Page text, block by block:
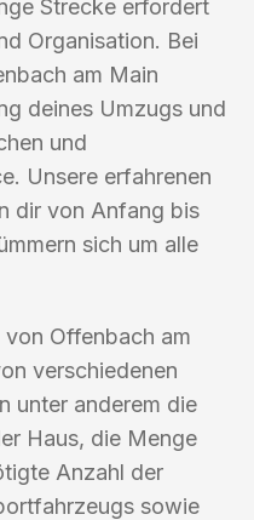
Strecke erfordert
Organisation. Bei
am Main
deines Umzugs und
und
Unsere erfahrenen
dir von Anfang bis
sich um alle
Offenbach am
verschiedenen
unter anderem die
Haus, die Menge
Anzahl der
sowie